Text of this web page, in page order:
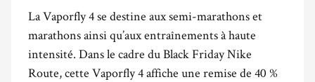
La Vaporfly 4 se destine aux semi-marathons et
marathons ainsi qu’aux entraînements à haute
intensité. Dans le cadre du Black Friday Nike
Route, cette Vaporfly 4 affiche une remise de 40 %